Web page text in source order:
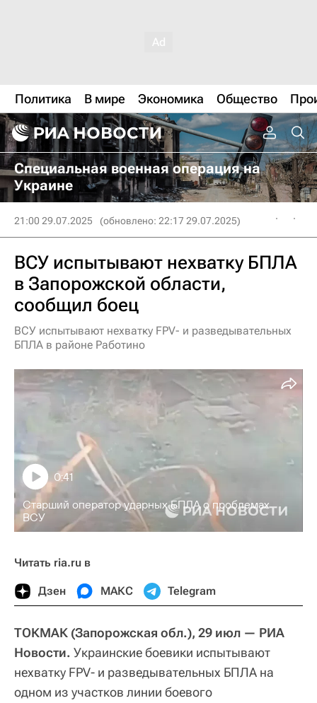
Политика В мире Экономика Общество
Специальная военная операция на
Украине
21:00 29.07.2025 (обновлено: 22:17 29.07.2025)
ВСУ испытывают нехватку БПЛА
в Запорожской области,
сообщил боец
ВСУ испытывают нехватку FPV- и разведывательных
БПЛА в районе Работино
Старший оператор ударных БПЛА о проблемах
ВСУ
0:41
Читать ria.ru в
Дзен МАКС Telegram
ТОКМАК (Запорожская обл.), 29 июл — РИА
Новости. Украинские боевики испытывают
нехватку FPV- и разведывательных БПЛА на
одном из участков линии боевого